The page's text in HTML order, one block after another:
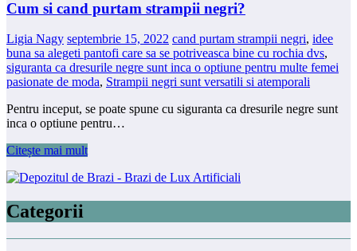
Cum si cand purtam strampii negri?
Ligia Nagy septembrie 15, 2022 cand purtam strampii negri, idee
buna sa alegeti pantofi care sa se potriveasca bine cu rochia dvs,
siguranta ca dresurile negre sunt inca o optiune pentru multe femei
pasionate de moda, Strampii negri sunt versatili si atemporali
Pentru inceput, se poate spune cu siguranta ca dresurile negre sunt
inca o optiune pentru…
Citește mai mult
Categorii